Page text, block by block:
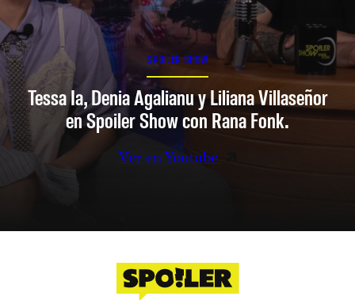
SPOILER SHOW
Tessa Ia, Denia Agalianu y Liliana Villaseñor
en Spoiler Show con Rana Fonk.
Ver en Youtube